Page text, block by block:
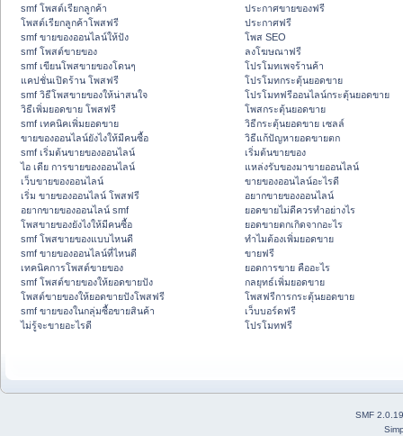
smf โพสต์เรียกลูกค้า
โพสต์เรียกลูกค้าโพสฟรี
smf ขายของออนไลน์ให้ปัง
smf โพสต์ขายของ
smf เขียนโพสขายของโดนๆ
แคปชั่นเปิดร้าน โพสฟรี
smf วิธีโพสขายของให้น่าสนใจ
วิธีเพิ่มยอดขาย โพสฟรี
smf เทคนิคเพิ่มยอดขาย
ขายของออนไลน์ยังไงให้มีคนซื้อ
smf เริ่มต้นขายของออนไลน์
ไอ เดีย การขายของออนไลน์
เว็บขายของออนไลน์
เริ่ม ขายของออนไลน์ โพสฟรี
อยากขายของออนไลน์ smf
โพสขายของยังไงให้มีคนซื้อ
smf โพสขายของแบบไหนดี
smf ขายของออนไลน์ที่ไหนดี
เทคนิคการโพสต์ขายของ
smf โพสต์ขายของให้ยอดขายปัง
โพสต์ขายของให้ยอดขายปังโพสฟรี
smf ขายของในกลุ่มซื้อขายสินค้า
ไม่รู้จะขายอะไรดี
ประกาศขายของฟรี
ประกาศฟรี
โพส SEO
ลงโฆษณาฟรี
โปรโมทเพจร้านค้า
โปรโมทกระตุ้นยอดขาย
โปรโมทฟรีออนไลน์กระตุ้นยอดขาย
โพสกระตุ้นยอดขาย
วิธีกระตุ้นยอดขาย เซลล์
วิธีแก้ปัญหายอดขายตก
เริ่มต้นขายของ
แหล่งรับของมาขายออนไลน์
ขายของออนไลน์อะไรดี
อยากขายของออนไลน์
ยอดขายไม่ดีควรทำอย่างไร
ยอดขายตกเกิดจากอะไร
ทำไมต้องเพิ่มยอดขาย
ขายฟรี
ยอดการขาย คืออะไร
กลยุทธ์เพิ่มยอดขาย
โพสฟรีการกระตุ้นยอดขาย
เว็บบอร์ดฟรี
โปรโมทฟรี
SMF 2.0.19